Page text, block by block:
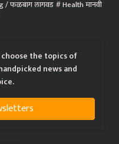
news and